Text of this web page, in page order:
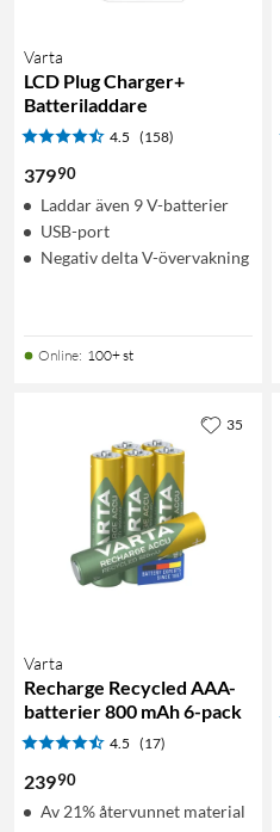
Varta
LCD Plug Charger+
Batteriladdare
4.5 (158)
37990
Laddar även 9 V-batterier
USB-port
Negativ delta V-övervakning
Online: 100+ st
Varta
Recharge Recycled AAA-
batterier 800 mAh 6-pack
4.5 (17)
23990
Av 21% återvunnet material
35